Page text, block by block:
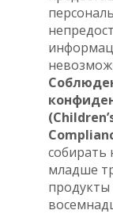
младше
продукты